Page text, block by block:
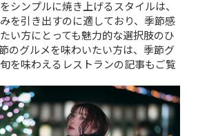
シンプルに焼き上げるスタイルは、
を引き出すのに適しており、季節感
い方にとっても魅力的な選択肢のひ
のグルメを味わいたい方は、 季節グ
を味わえるレストランの記事もご覧